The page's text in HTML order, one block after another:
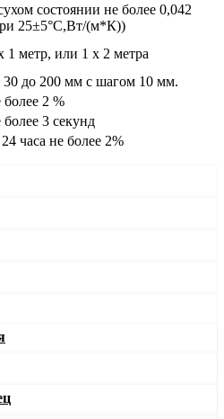
состоянии не более 0,042
25±5°C,Вт/(м*К))
1 метр, или 1 х 2 метра
30 до 200 мм с шагом 10 мм.
более 2 %
более 3 секунд
24 часа не более 2%